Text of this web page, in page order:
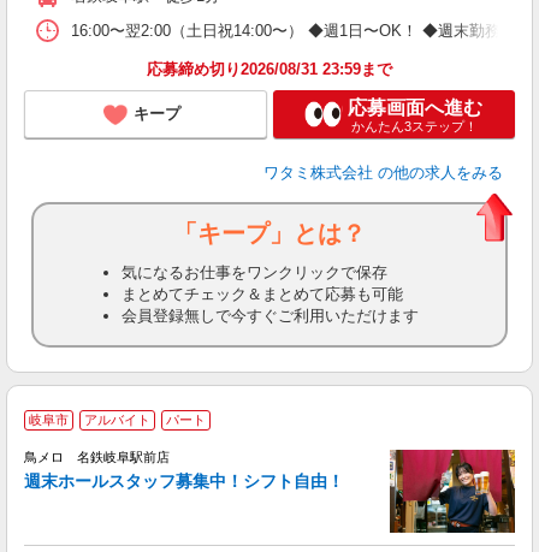
16:00〜翌2:00（土日祝14:00〜） ◆週1日〜OK！ ◆週末勤務で
応募締め切り2026/08/31 23:59まで
キープ 応募画面へ進む
かんたん3ステップ！
ワタミ株式会社 の他の求人をみる
「キープ」とは？
気になるお仕事をワンクリックで保存
まとめてチェック＆まとめて応募も可能
会員登録無しで今すぐご利用いただけます
岐阜市 アルバイト パート
鳥メロ 名鉄岐阜駅前店
週末ホールスタッフ募集中！シフト自由！